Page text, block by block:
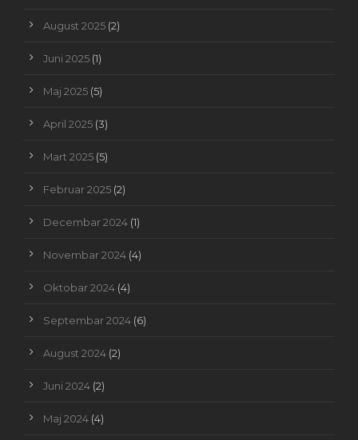
August 2025 (2)
Juni 2025 (1)
Maj 2025 (5)
April 2025 (3)
Mart 2025 (5)
Februar 2025 (2)
Decembar 2024 (1)
Novembar 2024 (4)
Oktobar 2024 (4)
Septembar 2024 (6)
August 2024 (2)
Juni 2024 (2)
Maj 2024 (4)